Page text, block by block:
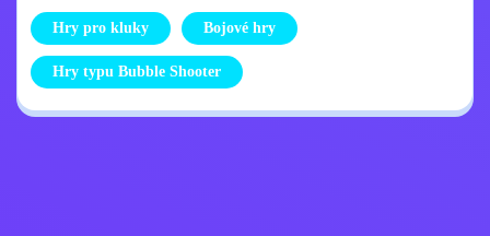
Hry pro kluky Bojové hry
Hry typu Bubble Shooter